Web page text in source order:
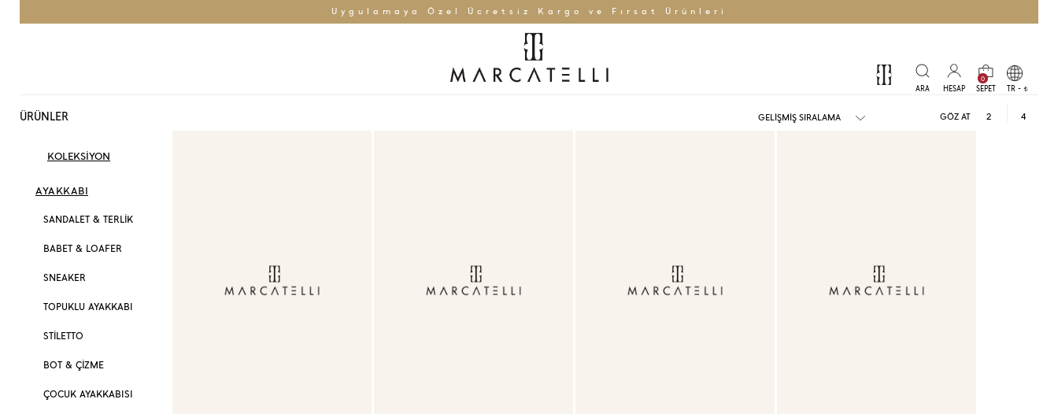
Uygulamaya Özel Ücretsiz Kargo ve Fırsat Ürünleri
0
TR - t
ÜRÜNLER GÖZ AT 2 4
KOLEKSİYON
AYAKKABI
SANDALET & TERLİK
BABET & LOAFER
SNEAKER
TOPUKLU AYAKKABI
STİLETTO
BOT & ÇİZME
ÇOCUK AYAKKABISI